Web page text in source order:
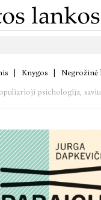
Knygos Negrožinė
psichologija,